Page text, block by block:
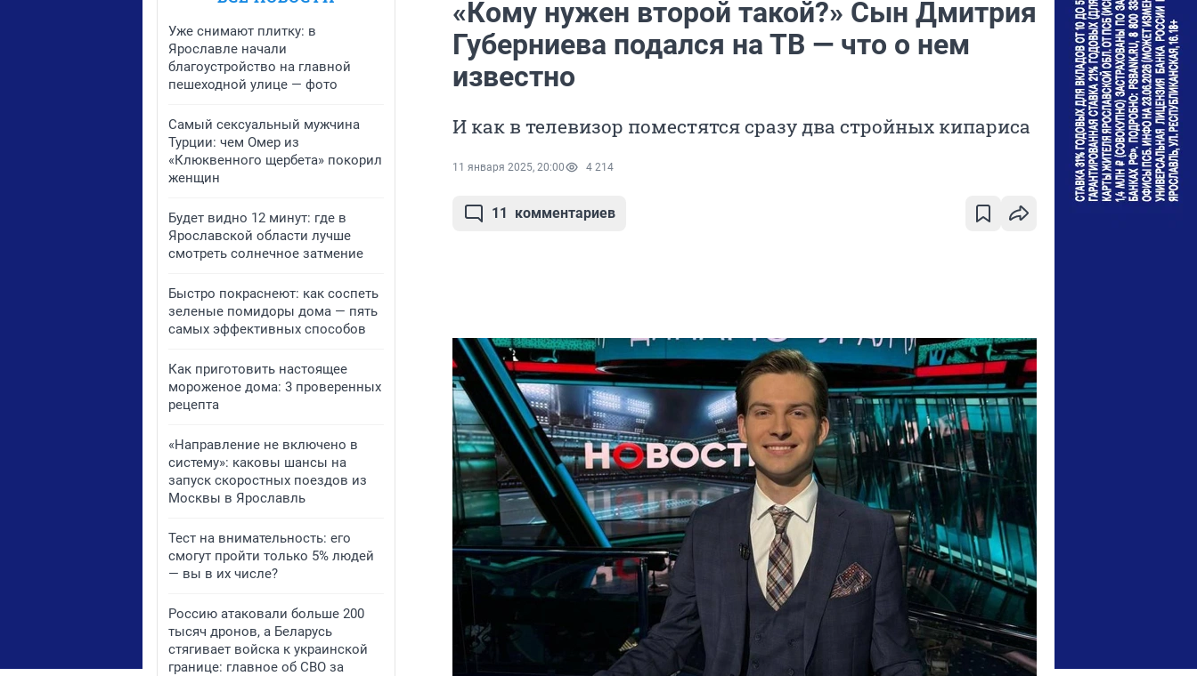
Уже снимают плитку: в
Ярославле начали
благоустройство на главной
пешеходной улице — фото
Самый сексуальный мужчина
Турции: чем Омер из
«Клюквенного щербета» покорил
женщин
Будет видно 12 минут: где в
Ярославской области лучше
смотреть солнечное затмение
Быстро покраснеют: как соспеть
зеленые помидоры дома — пять
самых эффективных способов
Как приготовить настоящее
мороженое дома: 3 проверенных
рецепта
«Направление не включено в
систему»: каковы шансы на
запуск скоростных поездов из
Москвы в Ярославль
Тест на внимательность: его
смогут пройти только 5% людей
— вы в их числе?
Россию атаковали больше 200
тысяч дронов, а Беларусь
стягивает войска к украинской
границе: главное об СВО за
«Кому нужен второй такой?» Сын Дмитрия
Губерниева подался на ТВ — что о нем
известно
И как в телевизор поместятся сразу два стройных кипариса
11 января 2025, 20:00 4 214
11 комментариев